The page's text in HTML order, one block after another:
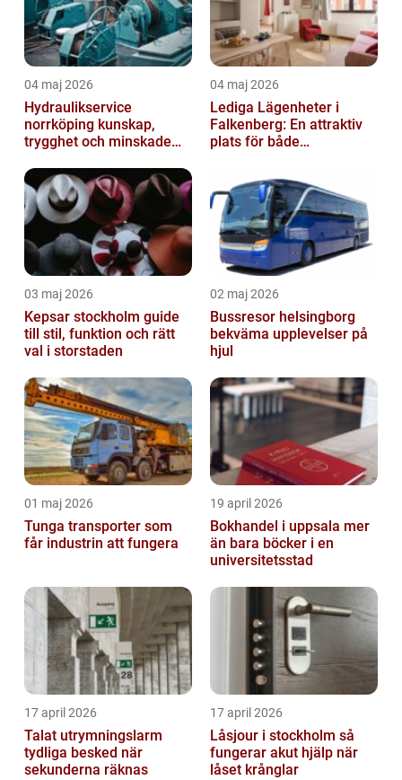
04 maj 2026
Hydraulikservice
norrköping kunskap,
trygghet och minskade
04 maj 2026
Lediga Lägenheter i
Falkenberg: En attraktiv
plats för både
semesterfirare
03 maj 2026
Kepsar stockholm guide
till stil, funktion och rätt
val i storstaden
02 maj 2026
Bussresor helsingborg
bekväma upplevelser på
hjul
01 maj 2026
Tunga transporter som
får industrin att fungera
19 april 2026
Bokhandel i uppsala mer
än bara böcker i en
universitetsstad
17 april 2026
Talat utrymningslarm
tydliga besked när
sekunderna räknas
17 april 2026
Låsjour i stockholm så
fungerar akut hjälp när
låset krånglar